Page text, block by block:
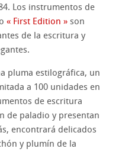
Los instrumentos de
« First Edition » son
de la escritura y
pluma estilográfica, un
a 100 unidades en
de escritura
de paladio y presentan
encontrará delicados
y plumín de la